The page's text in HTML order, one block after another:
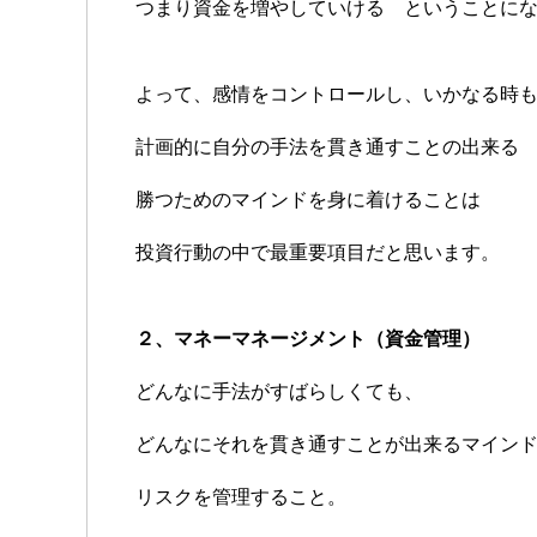
つまり資金を増やしていける ということにな
よって、感情をコントロールし、いかなる時も
計画的に自分の手法を貫き通すことの出来る
勝つためのマインドを身に着けることは
投資行動の中で最重要項目だと思います。
２、マネーマネージメント（資金管理）
どんなに手法がすばらしくても、
どんなにそれを貫き通すことが出来るマイン
リスクを管理すること。